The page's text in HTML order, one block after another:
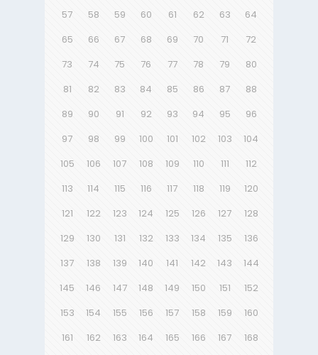
57 58 59 60 61 62 63
64
65
66 67 68 69 70 71
72
73
74 75 76 77 78 79
80
81
82 83 84 85 86 87
88
89
90 91 92 93 94 95
96
97
98 99 100 101 102 103
104
105
106 107 108 109 110 111
112
113
114 115 116 117 118 119
120
121
122 123 124 125 126 127
128
129
130 131 132 133 134 135
136
137
138 139 140 141 142 143
144
145
146 147 148 149 150 151
152
153
154 155 156 157 158 159
160
161
162 163 164 165 166 167
168